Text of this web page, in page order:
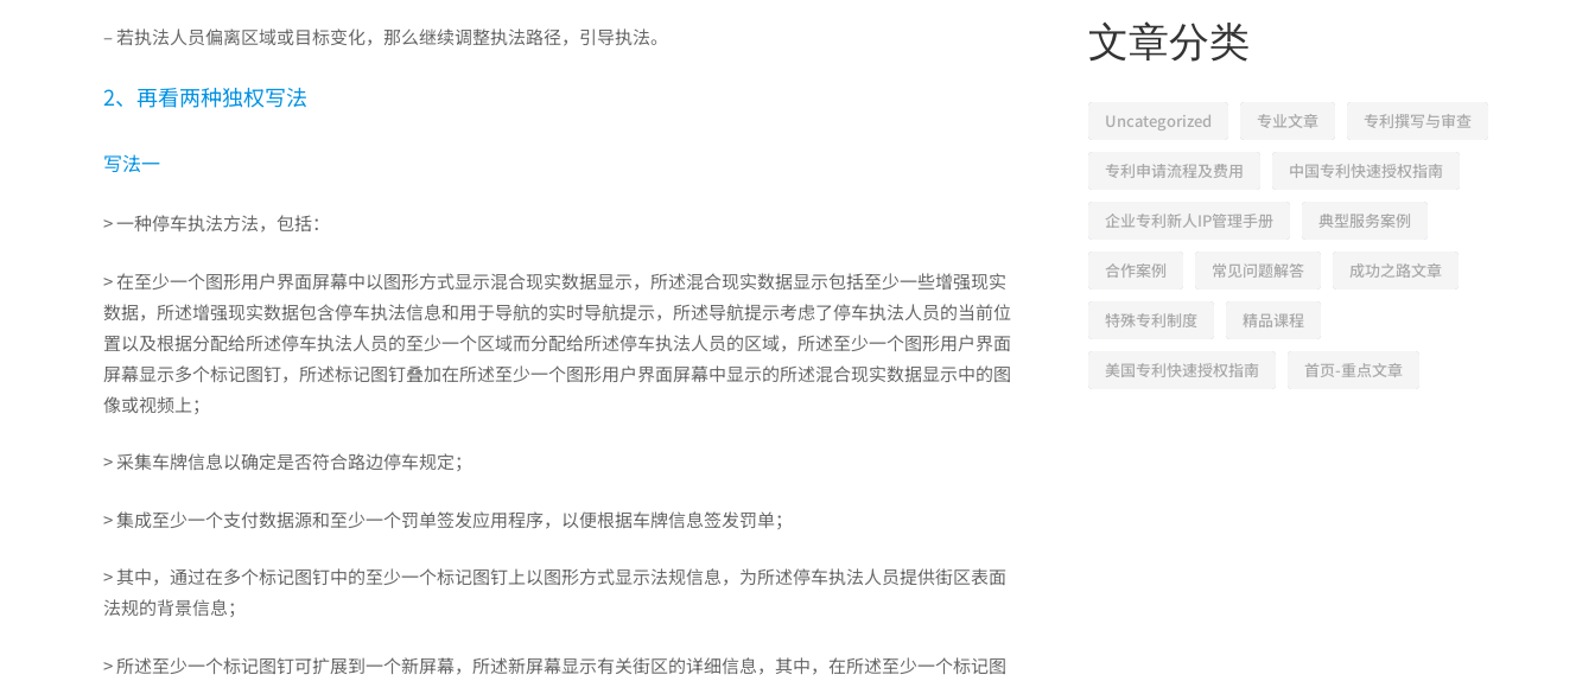
保
护
发
明
点？
– 若执法人员偏离区域或目标变化，那么继续调整执法路径，引导执法。
2、再看两种独权写法
写法一
> 一种停车执法方法，包括：
> 在至少一个图形用户界面屏幕中以图形方式显示混合现实数据显示，所述混合现实数据显示包括至少一些增强现实
数据，所述增强现实数据包含停车执法信息和用于导航的实时导航提示，所述导航提示考虑了停车执法人员的当前位
置以及根据分配给所述停车执法人员的至少一个区域而分配给所述停车执法人员的区域，所述至少一个图形用户界面
屏幕显示多个标记图钉，所述标记图钉叠加在所述至少一个图形用户界面屏幕中显示的所述混合现实数据显示中的图
像或视频上；
> 采集车牌信息以确定是否符合路边停车规定；
> 集成至少一个支付数据源和至少一个罚单签发应用程序，以便根据车牌信息签发罚单；
> 其中，通过在多个标记图钉中的至少一个标记图钉上以图形方式显示法规信息，为所述停车执法人员提供街区表面
法规的背景信息；
> 所述至少一个标记图钉可扩展到一个新屏幕，所述新屏幕显示有关街区的详细信息，其中，在所述至少一个标记图
文章分类
Uncategorized 专业文章 专利撰写与审查
专利申请流程及费用 中国专利快速授权指南
企业专利新人IP管理手册 典型服务案例
合作案例 常见问题解答 成功之路文章
特殊专利制度 精品课程
美国专利快速授权指南 首页-重点文章